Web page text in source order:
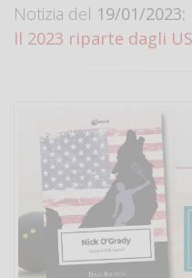
Notizia del 19/01/2023:
Il 2023 riparte dagli